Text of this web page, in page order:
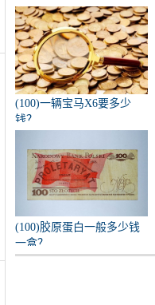
(100)一辆宝马X6要多少
钱？
(100)胶原蛋白一般多少钱
一盒？